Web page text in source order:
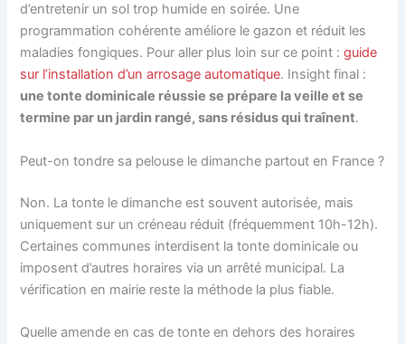
d’entretenir un sol trop humide en soirée. Une
programmation cohérente améliore le gazon et réduit les
maladies fongiques. Pour aller plus loin sur ce point :guide
sur l’installation d’un arrosage automatique. Insight final :
une tonte dominicale réussie se prépare la veille et se
termine par un jardin rangé, sans résidus qui traînent.
Peut-on tondre sa pelouse le dimanche partout en France ?
Non. La tonte le dimanche est souvent autorisée, mais
uniquement sur un créneau réduit (fréquemment 10h-12h).
Certaines communes interdisent la tonte dominicale ou
imposent d’autres horaires via un arrêté municipal. La
vérification en mairie reste la méthode la plus fiable.
Quelle amende en cas de tonte en dehors des horaires